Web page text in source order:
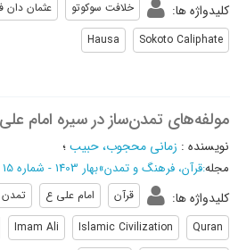
کلیدواژه ها: خلافت سوکوتو عثمان دان
Sokoto Caliphate
Hausa
مولفه‌های تمدن‌ساز در سیره امام
نویسنده : زمانی محجوب، حبیب؛
مجله:قرآن، فرهنگ و تمدن»بهار 1403 - شماره 15
کلیدواژه ها: قرآن امام علی ع تمدن
Quran
Islamic Civilization
Imam Ali